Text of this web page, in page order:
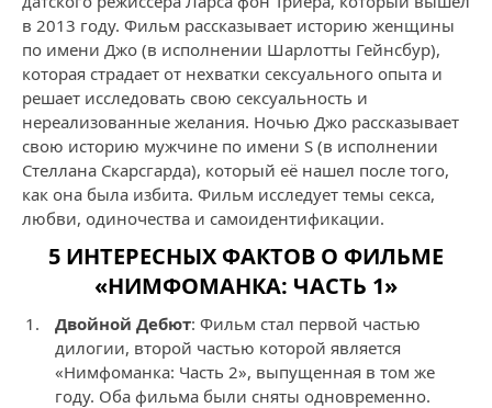
в 2013 году. Фильм рассказывает историю женщины
по имени Джо (в исполнении Шарлотты Гейнсбур),
которая страдает от нехватки сексуального опыта и
решает исследовать свою сексуальность и
нереализованные желания. Ночью Джо рассказывает
свою историю мужчине по имени S (в исполнении
Стеллана Скарсгарда), который её нашел после того,
как она была избита. Фильм исследует темы секса,
любви, одиночества и самоидентификации.
5 ИНТЕРЕСНЫХ ФАКТОВ О ФИЛЬМЕ
«НИМФОМАНКА: ЧАСТЬ 1»
Двойной Дебют: Фильм стал первой частью
дилогии, второй частью которой является
«Нимфоманка: Часть 2», выпущенная в том же
году. Оба фильма были сняты одновременно.